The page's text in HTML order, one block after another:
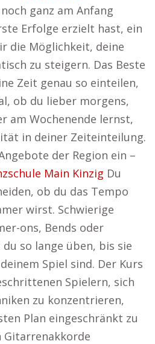
ganz am Anfang
Erfolge erzielt hast, ein
die Möglichkeit, deine
zu steigern. Das Beste
Zeit genau so einteilen,
ob du lieber morgens,
am Wochenende lernst,
in deiner Zeiteinteilung.
der Region ein –
Main Kinzig Du
ob du das Tempo
wirst. Schwierige
ons, Bends oder
so lange üben, bis sie
Spiel sind. Der Kurs
Spielern, sich
zu konzentrieren,
Plan eingeschränkt zu
Gitarrenakkorde